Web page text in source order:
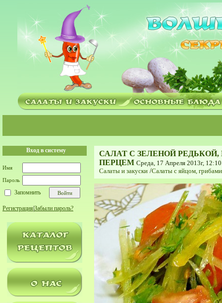
Вход в систему
Имя
Пароль
Запомнить
Регистрация Забыли пароль?
САЛАТ С ЗЕЛЕНОЙ
ПЕРЦЕМ Среда, 17 Апреля 2013г, 12:10
Салаты и закуски /Салаты с яйцом,